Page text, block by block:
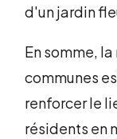
d'un jardin
En somme,
communes
renforcer le
résidents en